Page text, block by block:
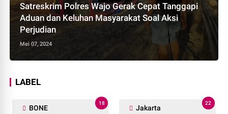
Satreskrim Polres Wajo Gerak Cepat Tanggapi
Aduan dan Keluhan Masyarakat Soal Aksi
Perjudian
Mei 07, 2024
LABEL
BONE
18
Jakarta
22